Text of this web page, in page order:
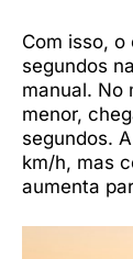
Com isso, o
segundos
manual. No
menor,
segundos.
km/h, mas
aumenta